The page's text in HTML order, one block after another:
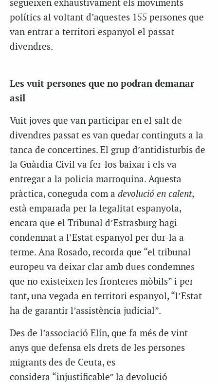
segueixen exhaustivament els moviments
polítics al voltant d’aquestes 155 persones que
van entrar a territori espanyol el passat
divendres.
Les vuit persones que no podran demanar
asil
Vuit joves que van participar en el salt de
divendres passat es van quedar continguts a la
tanca de concertines. El grup d’antidisturbis de
la Guàrdia Civil va fer-los baixar i els va
entregar a la policia marroquina. Aquesta
pràctica, coneguda com a devolució en calent,
està emparada per la legalitat espanyola,
encara que el Tribunal d’Estrasburg hagi
condemnat a l’Estat espanyol per dur-la a
terme. Ana Rosado, recorda que “el tribunal
europeu va deixar clar amb dues condemnes
que no existeixen les fronteres mòbils” i per
tant, una vegada en territori espanyol, “l’Estat
ha de garantir l’assistència judicial”.
Des de l’associació Elín, que fa més de vint
anys que defensa els drets de les persones
migrants des de Ceuta, es
considera “injustificable” la devolució